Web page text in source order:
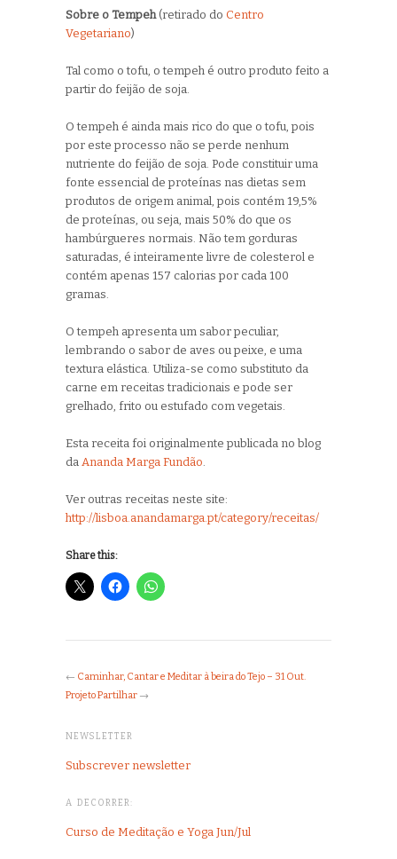
Sobre o Tempeh (retirado do Centro
Vegetariano)
Tal como o tofu, o tempeh é outro produto feito a
partir do feijão de soja.
O tempeh é ainda mais rico do que o tofu, pois
por este processo não se perde nenhum
nutriente do feijão de soja. Pode constituir uma
fonte essencial de proteínas nas dietas sem
produtos de origem animal, pois contém 19,5%
de proteínas, ou seja, mais 50% do que os
hambúrgueres normais. Não tem gorduras
saturadas, é inteiramente livre de colesterol e
contém apenas 157 calorias por cada 100
gramas.
O tempeh apresenta um sabor peculiar,
lembrando o sabor de aves ou peixe, e uma
textura elástica. Utiliza-se como substituto da
carne em receitas tradicionais e pode ser
grelhado, frito ou estufado com vegetais.
Esta receita foi originalmente publicada no blog
da Ananda Marga Fundão
Ver outras receitas neste site:
http://lisboa.anandamarga.pt/category/receitas/
Share this:
← Caminhar, Cantar e Meditar à beira do Tejo – 31 Out.
Projeto Partilhar →
NEWSLETTER
Subscrever newsletter
A DECORRER:
Curso de Meditação e Yoga Jun/Jul